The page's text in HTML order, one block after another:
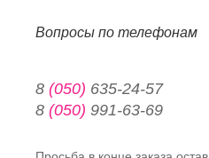
Вопросы по телефонам
8 (050) 635-24-57
8 (050) 991-63-69